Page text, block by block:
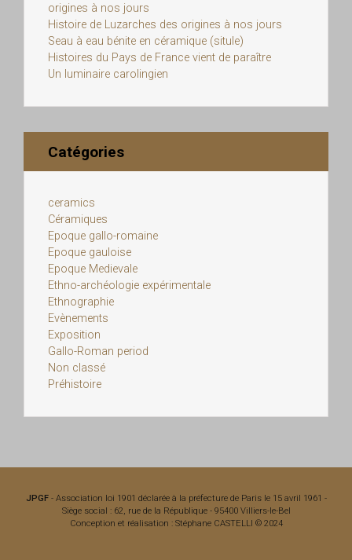
origines à nos jours
Histoire de Luzarches des origines à nos jours
Seau à eau bénite en céramique (situle)
Histoires du Pays de France vient de paraître
Un luminaire carolingien
Catégories
ceramics
Céramiques
Epoque gallo-romaine
Epoque gauloise
Epoque Medievale
Ethno-archéologie expérimentale
Ethnographie
Evènements
Exposition
Gallo-Roman period
Non classé
Préhistoire
JPGF- Association loi 1901 déclarée à la préfecture de Paris le 15 avril 1961 -
Siège social : 62, rue de la République - 95400 Villiers-le-Bel
Conception et réalisation : Stéphane CASTELLI © 2024